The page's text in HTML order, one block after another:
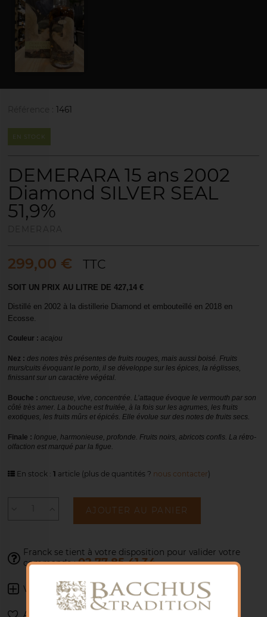
1461
EN STOCK
DEMERARA 15 ans 2002
Diamond SILVER SEAL
51,9%
299,00 € TTC
SOIT UN PRIX AU LITRE DE 427,14 €
Distillé en 2002 à la distillerie Diamond et embouteillé en 2018 en
Ecosse.
Couleur : acajou
Nez : des notes très présentes de fruits rouges, mais aussi boisé. Fruits
murs/cuits évoquant le porto, il se développe sur les épices, la réglisses,
finissant sur un caractère végétal.
Bouche : onctueuse, vive, concentrée. L’attaque évoque le vermouth par son
côté très amer. La bouche est fruitée, à la fois sur les agrumes, les fruits
exotiques, les fruits mûrs et épicés. Elle évolue sur des notes de fruits secs.
Finale : longue, harmonieuse, profonde. Fruits noirs, abricots confis. La rétro-
olfaction est marqué par la figue.
En stock : 1 article(plus de quantités ? nous contacter)
AJOUTER AU PANIER
Franck se tient à votre disposition pour valider votre
commande :02 77 85 41 34
Voir les autres produits : DEMERARA
Ajouter à ma liste de souhaits